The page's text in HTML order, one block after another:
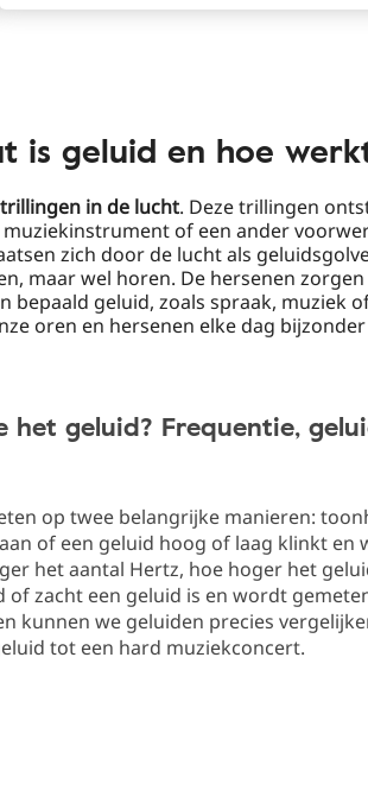
is geluid en hoe
trillingen in de lucht. Deze trillingen
muziekinstrument of een ander
zich door de lucht als
maar wel horen. De hersenen
bepaald geluid, zoals spraak, muziek
oren en hersenen elke dag
het geluid? Frequentie,
op twee belangrijke manieren:
of een geluid hoog of laag klinkt en
het aantal Hertz, hoe hoger het
of zacht een geluid is en wordt
kunnen we geluiden precies
tot een hard muziekconcert.